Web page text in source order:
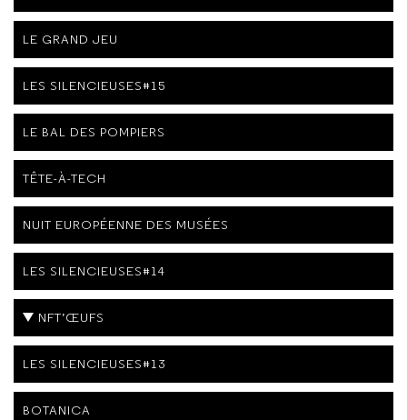
LE GRAND JEU
LES SILENCIEUSES#15
LE BAL DES POMPIERS
TÊTE-À-TECH
NUIT EUROPÉENNE DES MUSÉES
LES SILENCIEUSES#14
NFT’ŒUFS
LES SILENCIEUSES#13
BOTANICA